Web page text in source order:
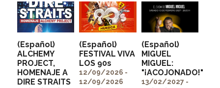
" alt=""
itemprop="image">
(Español)
ALCHEMY
PROJECT,
HOMENAJE A
DIRE STRAITS
" alt=""
itemprop="image">
(Español)
FESTIVAL VIVA
LOS 90s
12/09/2026 -
12/09/2026
" alt=""
itemprop="image">
(Español)
MIGUEL
MIGUEL:
"¡ACOJONADO!"
13/02/2027 -